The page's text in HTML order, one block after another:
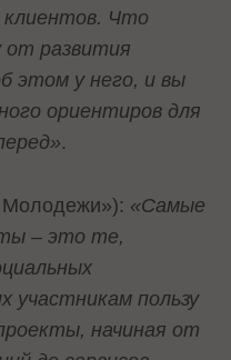
Что
от развития
этом у него, и вы
ориентиров для
.
Молодежи»): «Самые
– это те,
участникам пользу
начиная от